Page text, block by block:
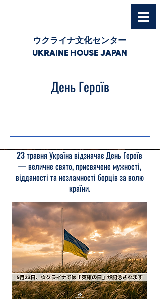
ウクライナ文化センター
UKRAINE HOUSE JAPAN
День Героїв
23 травня Україна відзначає День Героїв
— величне свято, присвячене мужності,
відданості та незламності борців за волю
країни.